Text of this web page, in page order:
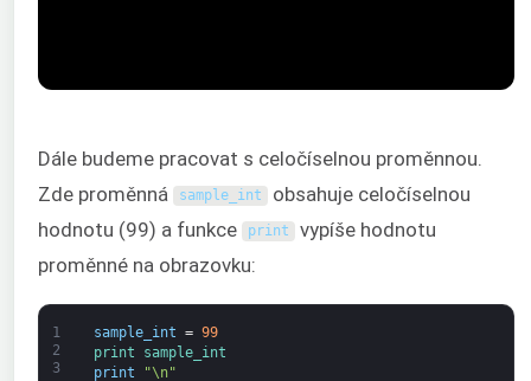
Dále budeme pracovat s celočíselnou proměnnou.
Zde proměnná
sample_int obsahuje celočíselnou
hodnotu (99) a funkce
print vypíše hodnotu
proměnné na obrazovku:
1
2
3
sample_int = 99
print
sample_int
print
"\n"